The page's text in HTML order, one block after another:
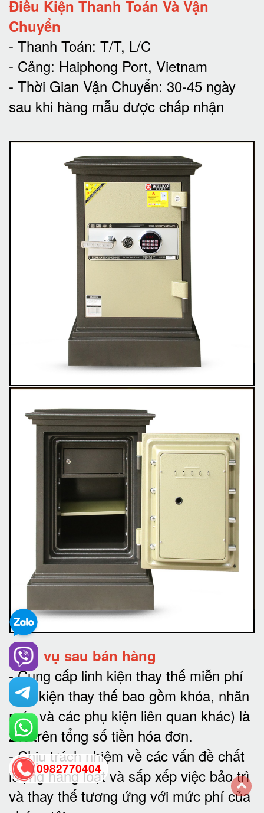
Điều Kiện Thanh Toán Và Vận
Chuyển
- Thanh Toán: T/T, L/C
- Cảng: Haiphong Port, Vietnam
- Thời Gian Vận Chuyển: 30-45 ngày
sau khi hàng mẫu được chấp nhận
Dịch vụ sau bán hàng
-Cung cấp linh kiện thay thế miễn phí
(linh kiện thay thế bao gồm khóa, nhãn
mác và các phụ kiện liên quan khác) là
2% trên tổng số tiền hóa đơn.
-Chịu trách nhiệm về các vấn đề chất
lượng hàng loạt và sắp xếp việc bảo trì
và thay thế tương ứng với mức phí của
0982770404
back